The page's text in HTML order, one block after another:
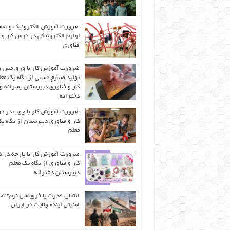
ضرورت آموزش الکترونیک و
لوازم الکترونیکی در درس کار و
فناوری
ضرورت آموزش کار با ورق مس
تولید صنایع دستی از نگاه یک
کار و فناوری دبیرستان پسرانه و
دخترانه
ضرورت آموزش کار با چوب در
کار و فناوری دبیرستان از نگاه
معلم
ضرورت آموزش کار با پارچه
کار و فناوری از نگاه یک معلم
دبیرستان دخترانه
انتقال قدرت یا فروپاشی نرم؟
امنیتی آینده ولایت در ایران